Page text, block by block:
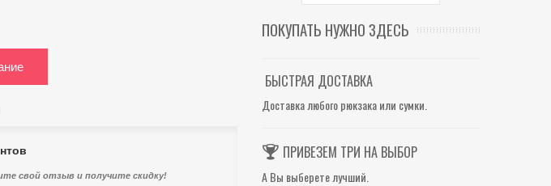
свой отзыв и получите скидку!
ПОКУПАТЬ НУЖНО ЗДЕСЬ
БЫСТРАЯ ДОСТАВКА
Доставка любого рюкзака или сумки.
ПРИВЕЗЕМ ТРИ НА ВЫБОР
А Вы выберете лучший.